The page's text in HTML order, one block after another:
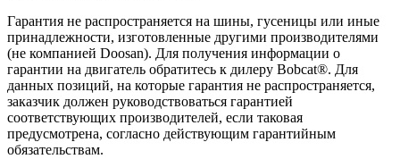
Гарантия не распространяется на шины, гусеницы или иные
принадлежности, изготовленные другими производителями
(не компанией Doosan). Для получения информации о
гарантии на двигатель обратитесь к дилеру Bobcat®. Для
данных позиций, на которые гарантия не распространяется,
заказчик должен руководствоваться гарантией
соответствующих производителей, если таковая
предусмотрена, согласно действующим гарантийным
обязательствам.